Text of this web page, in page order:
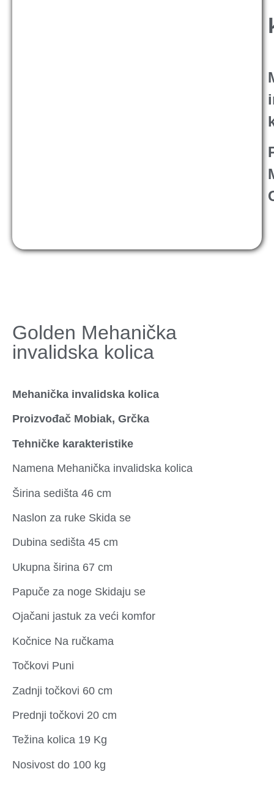
Golden Mehanička
invalidska kolica
Mehanička invalidska kolica
Proizvođač Mobiak, Grčka
Tehničke karakteristike
Namena Mehanička invalidska kolica
Širina sedišta 46 cm
Naslon za ruke Skida se
Dubina sedišta 45 cm
Ukupna širina 67 cm
Papuče za noge Skidaju se
Ojačani jastuk za veći komfor
Kočnice Na ručkama
Točkovi Puni
Zadnji točkovi 60 cm
Prednji točkovi 20 cm
Težina kolica 19 Kg
Nosivost do 100 kg